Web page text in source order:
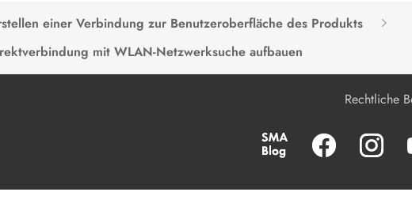
einer Verbindung zur Benutzeroberfläche des Produkts
mit WLAN-Netzwerksuche aufbauen
Rechtliche